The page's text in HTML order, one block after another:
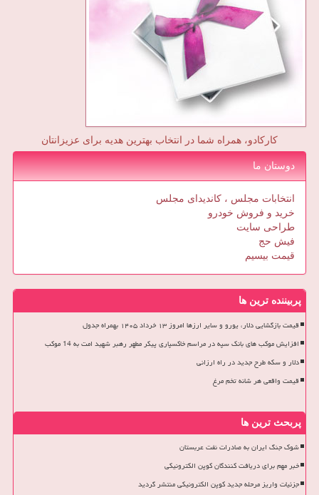
کارکادو، همراه شما در انتخاب بهترین هدیه برای عزیزانتان
دوستان ما
انتخابات مجلس ، کاندیدای مجلس
خرید و فروش خودرو
طراحی سایت
فیش حج
قیمت بیسیم
پربیننده ترین ها
قیمت بازگشایی دلار، یورو و سایر ارزها امروز ۱۳ خرداد ۱۴۰۵ بهمراه جدول
افزایش موکب های بانک سپه در مراسم خاکسپاری پیکر مطهر رهبر شهید امت به 14 موکب
دلار و سکه طرح جدید در راه ارزانی
قیمت واقعی هر شانه تخم مرغ
پربحث ترین ها
شوک جنگ ایران به صادرات نفت عربستان
خبر مهم برای دریافت کنندگان کوپن الکترونیکی
جزئیات واریز مرحله جدید کوپن الکترونیکی منتشر گردید